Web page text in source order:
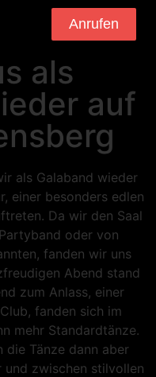
Anrufen
als
auf
als Galaband wieder
einer besonders edlen
Da wir den Saal
oder von
fanden wir uns
Abend stand
zum Anlass, einer
fanden sich im
mehr Standardtänze.
die Tänze dann aber
und zwischen stilvollen